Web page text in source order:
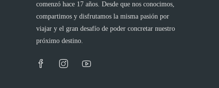
comenzó hace 17 años. Desde que nos conocimos,
compartimos y disfrutamos la misma pasión por
viajar y el gran desafío de poder concretar nuestro
próximo destino.